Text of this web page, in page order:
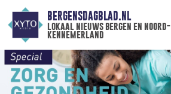
BERGENSDAGBLAD.NL
lokaal nieuws bergen en noord-
kennemerland